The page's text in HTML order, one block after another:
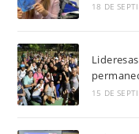
18 DE
15 DE